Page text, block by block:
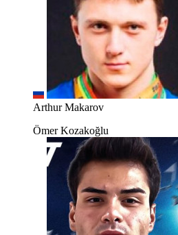
Arthur Makarov
Ömer Kozakoğlu